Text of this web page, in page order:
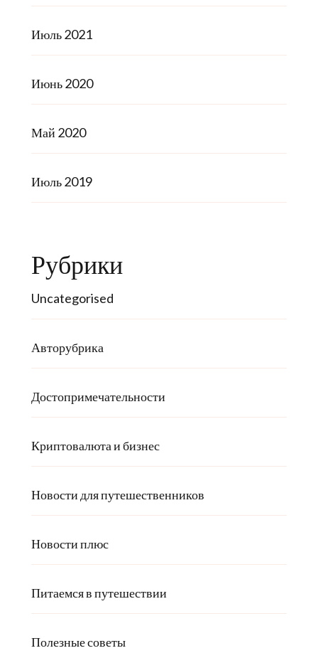
Июль 2021
Июнь 2020
Май 2020
Июль 2019
Рубрики
Uncategorised
Авторубрика
Достопримечательности
Криптовалюта и бизнес
Новости для путешественников
Новости плюс
Питаемся в путешествии
Полезные советы